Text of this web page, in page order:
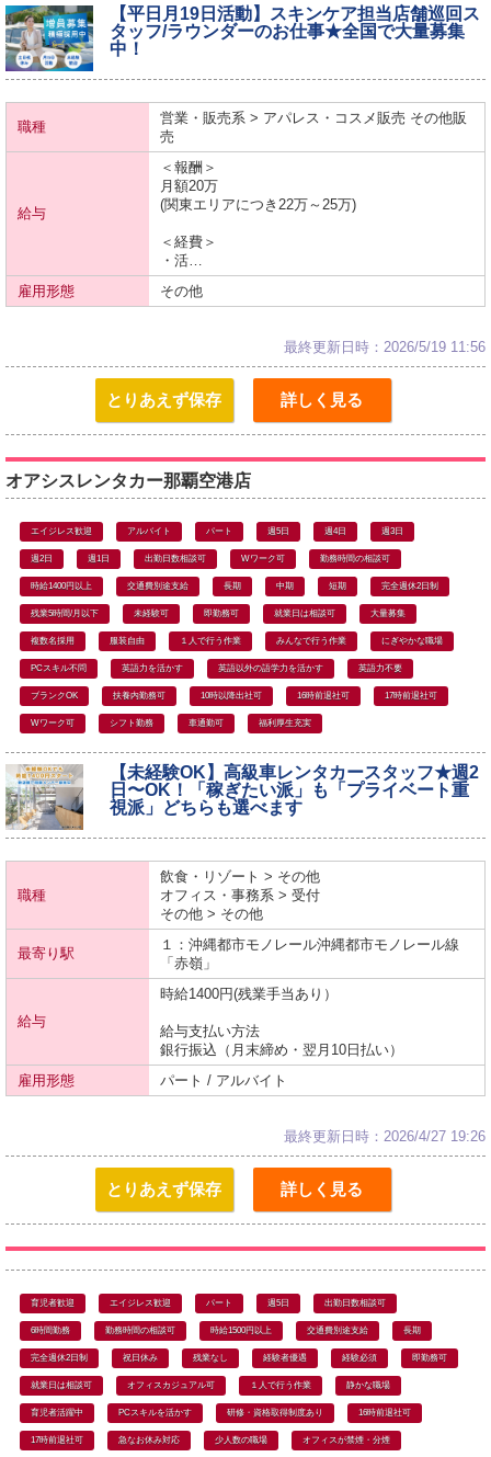
【平日月19日活動】スキンケア担当店舗巡回ス
タッフ/ラウンダーのお仕事★全国で大量募集
中！
職種
営業・販売系 > アパレス・コスメ販売 その他販
売
給与
＜報酬＞
月額20万
(関東エリアにつき22万～25万)
＜経費＞
・活…
雇用形態
その他
最終更新日時：2026/5/19 11:56
とりあえず保存 詳しく見る
オアシスレンタカー那覇空港店
エイジレス歓迎 アルバイト パート 週5日 週4日 週3日
週2日 週1日 出勤日数相談可 Wワーク可 勤務時間の相談可
時給1400円以上 交通費別途支給 長期 中期 短期 完全週休2日制
残業5時間/月以下 未経験可 即勤務可 就業日は相談可 大量募集
複数名採用 服装自由 １人で行う作業 みんなで行う作業 にぎやかな職場
PCスキル不問 英語力を活かす 英語以外の語学力を活かす 英語力不要
ブランクOK 扶養内勤務可 10時以降出社可 16時前退社可 17時前退社可
Wワーク可 シフト勤務 車通勤可 福利厚生充実
【未経験OK】高級車レンタカースタッフ★週2
日〜OK！「稼ぎたい派」も「プライベート重
視派」どちらも選べます
職種
飲食・リゾート > その他
オフィス・事務系 > 受付
その他 > その他
最寄り駅
１：沖縄都市モノレール沖縄都市モノレール線
「赤嶺」
給与
時給1400円(残業手当あり）
給与支払い方法
銀行振込（月末締め・翌月10日払い）
雇用形態
パート / アルバイト
最終更新日時：2026/4/27 19:26
とりあえず保存 詳しく見る
育児者歓迎 エイジレス歓迎 パート 週5日 出勤日数相談可
6時間勤務 勤務時間の相談可 時給1500円以上 交通費別途支給 長期
完全週休2日制 祝日休み 残業なし 経験者優遇 経験必須 即勤務可
就業日は相談可 オフィスカジュアル可 １人で行う作業 静かな職場
育児者活躍中 PCスキルを活かす 研修・資格取得制度あり 16時前退社可
17時前退社可 急なお休み対応 少人数の職場 オフィスが禁煙・分煙